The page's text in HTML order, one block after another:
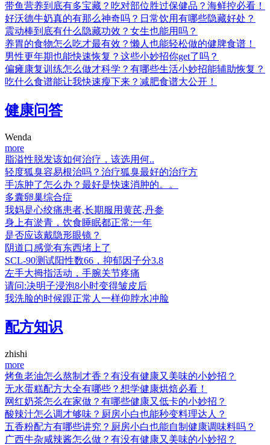
带鱼营养到底有多宝藏？吃对部位胜过保健品？海鲜控必看！
好沃德牛奶真的有那么神奇吗？日常饮用有哪些隐藏好处？
震动棒到底有什么隐藏功效？女生也能用吗？
养胃的食物怎么吃才最有效？懒人也能轻松做的健脾食谱！
男性更年期也能快速恢复？这些小妙招你get了吗？
偏瘫康复训练怎么做才科学？有哪些生活小妙招能辅助恢复？
吃什么食谱能让我快速瘦下来？减肥食谱大公开！
健康问答
Wenda
more
脂溢性脱发该如何治疗，该选用何..
轻度狐臭容易根治吗？治疗狐臭最好的治疗方
手冻肿了怎么办？最好是快速消肿的。。
多囊卵巢综合症
我妈是心绞痛患者,长期服用黄芪,丹参
身上有淤青，饮食睡眠都正常:一年
是否应该戴隐形眼镜？
阴道口感觉有东西堵上了
SCL-90测试阳性数66，抑郁因子分3.8
左手大拇指活动，手腕关节疼痛
请问:决明子浸泡8小时变得皱皮后
我洗脸的时候跟正常人一样仰脖水冲脸
配方知识
zhishi
more
烤鱼老油怎么熬制才香？有没有健康又美味的小妙招？
无水蛋糕配方大全有哪些？想学健康烘焙必看！
网红奶茶怎么在家做？有哪些健康又低卡的小妙招？
酸辣汁怎么调才够味？厨房小白也能秒变料理达人？
五香粉配方有哪些讲究？厨房小白也能自制健康调味料吗？
广西牛杂咸辣酱怎么做？有没有健康又美味的小妙招？